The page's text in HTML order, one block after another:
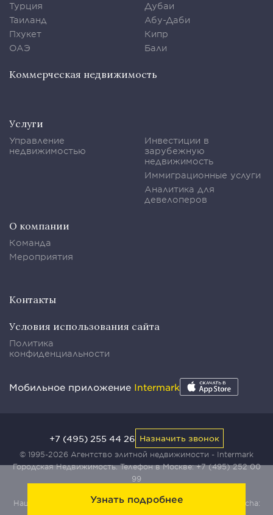
Узнать подробнее
Турция
Таиланд
Пхукет
ОАЭ
Дубаи
Абу-Даби
Кипр
Бали
Коммерческая недвижимость
Услуги
Управление
недвижимостью
Инвестиции в
зарубежную
недвижимость
Иммиграционные услуги
Аналитика для
девелоперов
О компании
Команда
Мероприятия
Контакты
Условия использования сайта
Политика
конфиденциальности
Мобильное приложение Intermark
© 1995-2026 Агентство элитной недвижимости - Intermark
Городская Недвижимость. Телефон в Москве:+7 (495) 252 00
99
Наш сайт защищен с помощью сервиса Yandex SmartCaptcha:
+7 (495) 255 44 26 Назначить звонок